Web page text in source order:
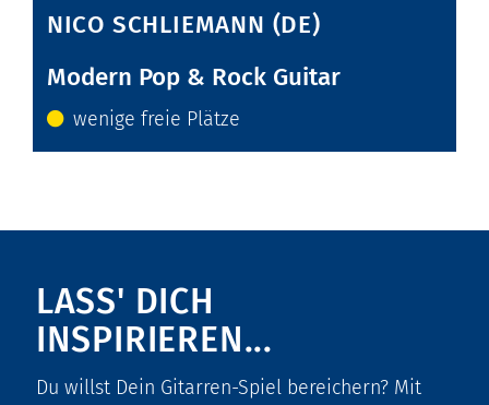
NICO SCHLIEMANN (DE)
Modern Pop & Rock Guitar
wenige freie Plätze
LASS' DICH
INSPIRIEREN...
Du willst Dein Gitarren-Spiel bereichern? Mit